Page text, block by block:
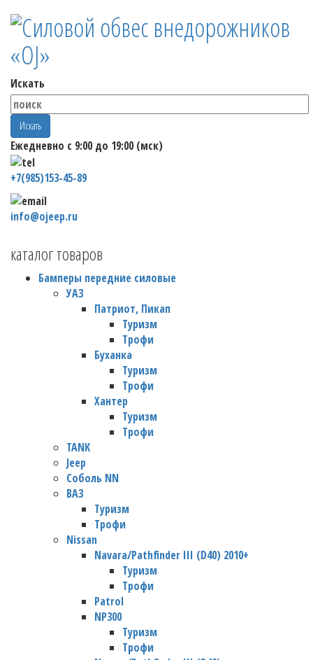
Искать
Искать
Ежедневно с 9:00 до 19:00 (мск)
+7(985)153-45-89
info@ojeep.ru
каталог товаров
Бамперы передние силовые
УАЗ
Патриот, Пикап
Туризм
Трофи
Буханка
Туризм
Трофи
Хантер
Туризм
Трофи
TANK
Jeep
Соболь NN
ВАЗ
Туризм
Трофи
Nissan
Navara/Pathfinder III (D40) 2010+
Туризм
Трофи
Patrol
NP300
Туризм
Трофи